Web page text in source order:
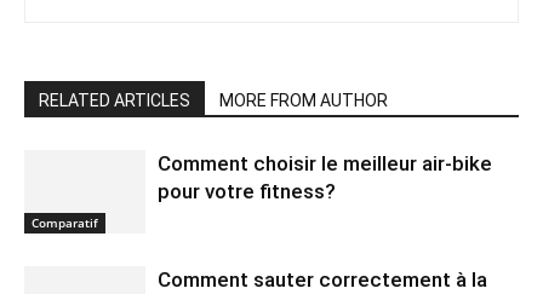
RELATED ARTICLES MORE FROM AUTHOR
Comparatif
Comment choisir le meilleur air-bike
pour votre fitness?
Comment sauter correctement à la